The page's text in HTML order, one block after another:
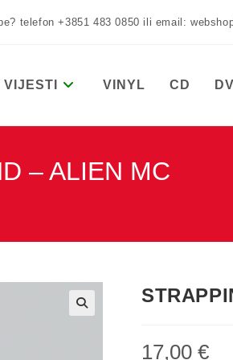
telefon +3851 483 0850 ili email:
VIJESTI VINYL CD
– ALIEN MC
17,00 €